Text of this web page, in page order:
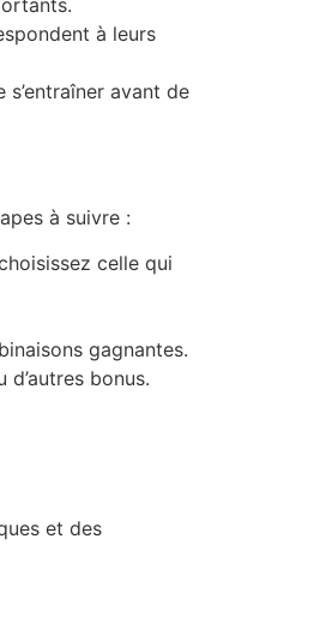
à leurs
avant de
à suivre :
celle qui
gagnantes.
bonus.
et des